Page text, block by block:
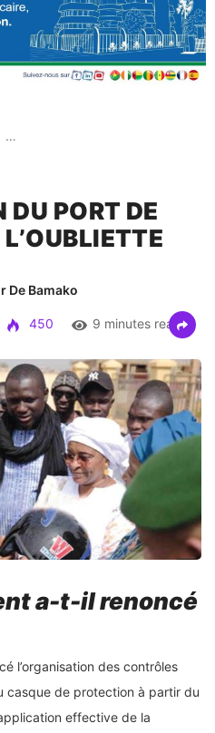
…
DU PORT DE
De Bamako
450 9 minutes read
a-t-il renoncé
l’organisation des contrôles
casque de protection à partir du
effective de la